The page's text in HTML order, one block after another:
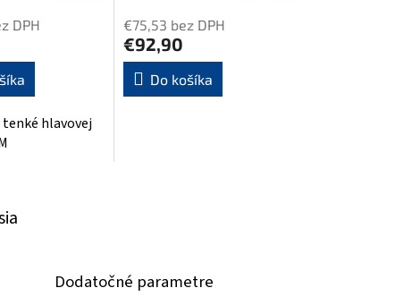
DPH
hlavovej
€75,53 bez DPH
€92,90
Do košíka
Dodatočné parametre